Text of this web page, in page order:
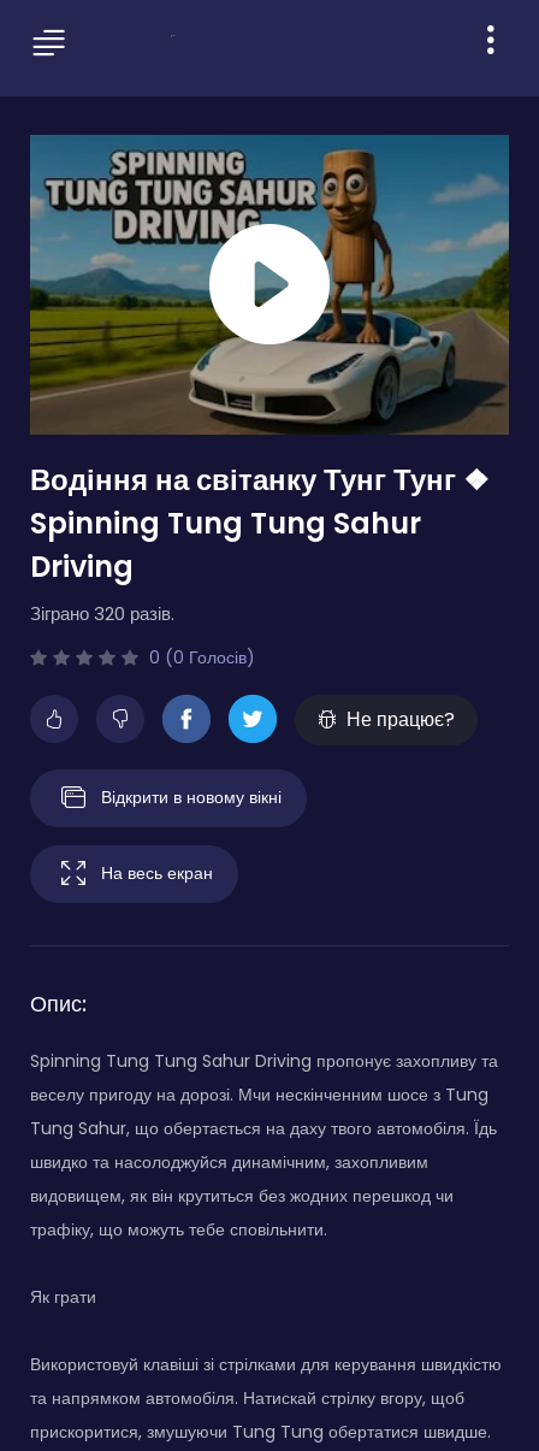
Водіння на світанку Тунг Тунг ❖
Spinning Tung Tung Sahur
Driving
Зіграно 320 разів.
0 (0 Голосів)
Не працює?
Відкрити в новому вікні
На весь екран
Опис:
Spinning Tung Tung Sahur Driving пропонує захопливу та
веселу пригоду на дорозі. Мчи нескінченним шосе з Tung
Tung Sahur, що обертається на даху твого автомобіля. Їдь
швидко та насолоджуйся динамічним, захопливим
видовищем, як він крутиться без жодних перешкод чи
трафіку, що можуть тебе сповільнити.
Як грати
Використовуй клавіші зі стрілками для керування швидкістю
та напрямком автомобіля. Натискай стрілку вгору, щоб
прискоритися, змушуючи Tung Tung обертатися швидше.